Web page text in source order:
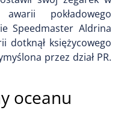
pokładowego
Speedmaster Aldrina
dotknął księżycowego
przez dział PR.
oceanu